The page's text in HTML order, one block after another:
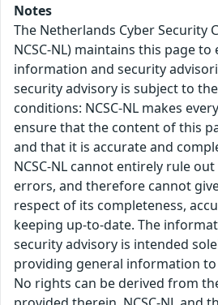
Notes
The Netherlands Cyber Security
NCSC-NL) maintains this page
information and security
security advisory is subject to
conditions: NCSC-NL makes
ensure that the content of this
and that it is accurate and
NCSC-NL cannot entirely rule
errors, and therefore cannot
respect of its completeness,
keeping up-to-date. The
security advisory is intended
providing general information
No rights can be derived from